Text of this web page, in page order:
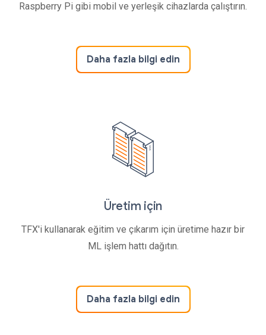
Raspberry Pi gibi mobil ve yerleşik cihazlarda çalıştırın.
Daha fazla bilgi edin
Üretim için
TFX'i kullanarak eğitim ve çıkarım için üretime hazır bir
ML işlem hattı dağıtın.
Daha fazla bilgi edin